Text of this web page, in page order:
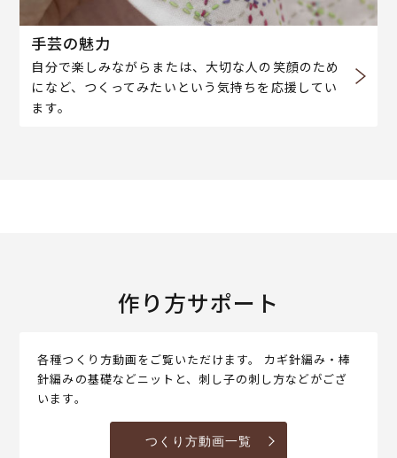
手芸の魅力
自分で楽しみながらまたは、大切な人の笑顔のため
になど、つくってみたいという気持ちを応援してい
ます。
作り方サポート
各種つくり方動画をご覧いただけます。 カギ針編み・棒
針編みの基礎などニットと、刺し子の刺し方などがござ
います。
つくり方動画一覧